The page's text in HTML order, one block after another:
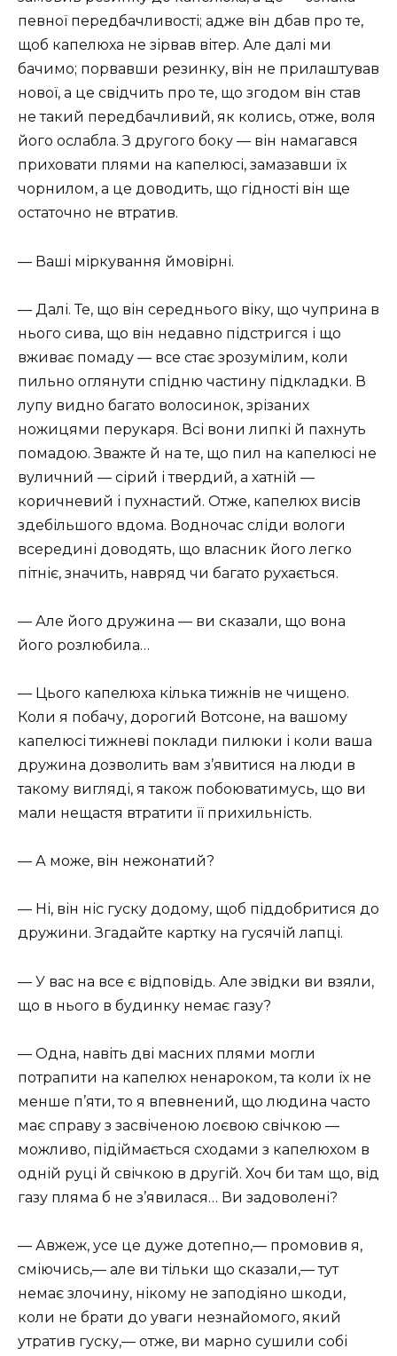
певної передбачливості; адже він дбав про те,
щоб капелюха не зірвав вітер. Але далі ми
бачимо; порвавши резинку, він не прилаштував
нової, а це свідчить про те, що згодом він став
не такий передбачливий, як колись, отже, воля
його ослабла. З другого боку — він намагався
приховати плями на капелюсі, замазавши їх
чорнилом, а це доводить, що гідності він ще
остаточно не втратив.
— Ваші міркування ймовірні.
— Далі. Те, що він середнього віку, що чуприна в
нього сива, що він недавно підстригся і що
вживає помаду — все стає зрозумілим, коли
пильно оглянути спідню частину підкладки. В
лупу видно багато волосинок, зрізаних
ножицями перукаря. Всі вони липкі й пахнуть
помадою. Зважте й на те, що пил на капелюсі не
вуличний — сірий і твердий, а хатній —
коричневий і пухнастий. Отже, капелюх висів
здебільшого вдома. Водночас сліди вологи
всередині доводять, що власник його легко
пітніє, значить, навряд чи багато рухається.
— Але його дружина — ви сказали, що вона
його розлюбила…
— Цього капелюха кілька тижнів не чищено.
Коли я побачу, дорогий Вотсоне, на вашому
капелюсі тижневі поклади пилюки і коли ваша
дружина дозволить вам з’явитися на люди в
такому вигляді, я також побоюватимусь, що ви
мали нещастя втратити її прихильність.
— А може, він нежонатий?
— Ні, він ніс гуску додому, щоб піддобритися до
дружини. Згадайте картку на гусячій лапці.
— У вас на все є відповідь. Але звідки ви взяли,
що в нього в будинку немає газу?
— Одна, навіть дві масних плями могли
потрапити на капелюх ненароком, та коли їх не
менше п’яти, то я впевнений, що людина часто
має справу з засвіченою лоєвою свічкою —
можливо, підіймається сходами з капелюхом в
одній руці й свічкою в другій. Хоч би там що, від
газу пляма б не з’явилася… Ви задоволені?
— Авжеж, усе це дуже дотепно,— промовив я,
сміючись,— але ви тільки що сказали,— тут
немає злочину, нікому не заподіяно шкоди,
коли не брати до уваги незнайомого, який
утратив гуску,— отже, ви марно сушили собі